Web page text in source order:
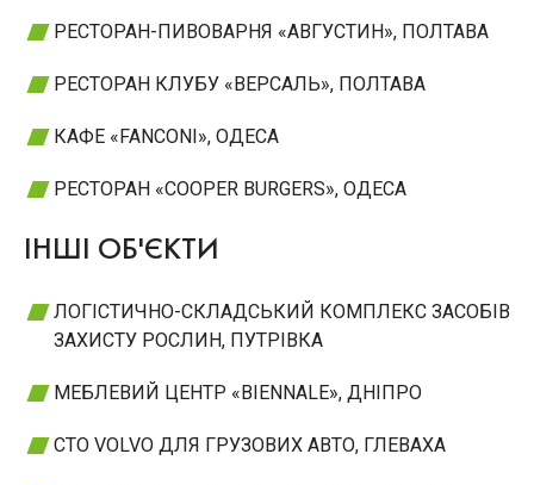
РЕСТОРАН-ПИВОВАРНЯ «АВГУСТИН», ПОЛТАВА
РЕСТОРАН КЛУБУ «ВЕРСАЛЬ», ПОЛТАВА
КАФЕ «FANCONI», ОДЕСА
РЕСТОРАН «COOPER BURGERS», ОДЕСА
ІНШІ ОБ'ЄКТИ
ЛОГІСТИЧНО-СКЛАДСЬКИЙ КОМПЛЕКС ЗАСОБІВ
ЗАХИСТУ РОСЛИН, ПУТРІВКА
МЕБЛЕВИЙ ЦЕНТР «BIENNALE», ДНІПРО
СТО VOLVO ДЛЯ ГРУЗОВИХ АВТО, ГЛЕВАХА